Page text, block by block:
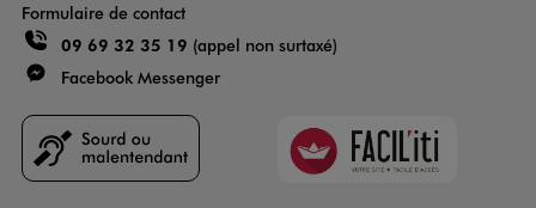
Formulaire de contact
09 69 32 35 19 (appel non surtaxé)
Facebook Messenger
Faciliti